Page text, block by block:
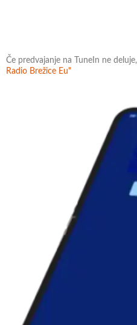
Če predvajanje na TuneIn ne
Radio Brežice Eu"